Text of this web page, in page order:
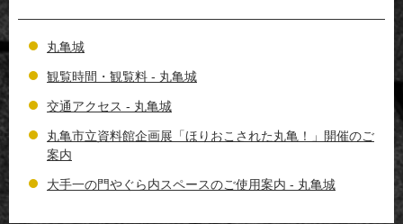
丸亀城
観覧時間・観覧料 - 丸亀城
交通アクセス - 丸亀城
丸亀市立資料館企画展「ほりおこされた丸亀！」開催のご
案内
大手一の門やぐら内スペースのご使用案内 - 丸亀城